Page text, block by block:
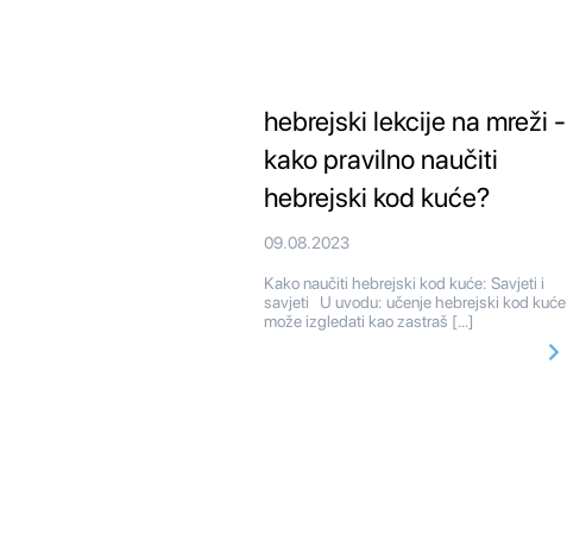
hebrejski lekcije na mreži -
kako pravilno naučiti
hebrejski kod kuće?
09.08.2023
Kako naučiti hebrejski kod kuće: Savjeti i
savjeti U uvodu: učenje hebrejski kod kuće
može izgledati kao zastraš […]